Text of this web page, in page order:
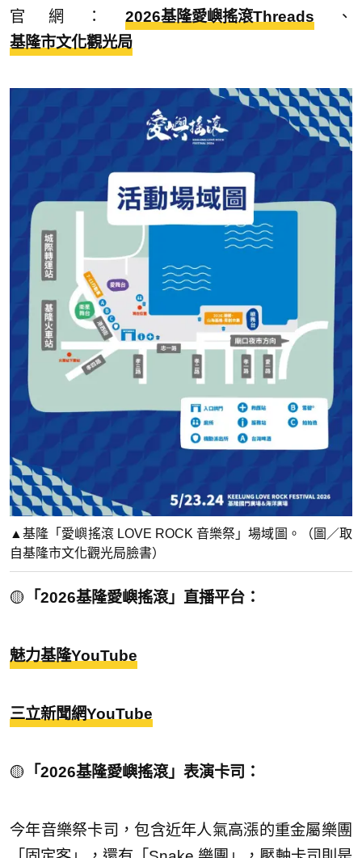
官網： 2026基隆愛嶼搖滾Threads 、
基隆市文化觀光局
▲基隆「愛嶼搖滾 LOVE ROCK 音樂祭」場域圖。（圖／取
自基隆市文化觀光局臉書）
🟡 「2026基隆愛嶼搖滾」直播平台：
魅力基隆YouTube
三立新聞網YouTube
🟡 「2026基隆愛嶼搖滾」表演卡司：
今年音樂祭卡司，包含近年人氣高漲的重金屬樂團